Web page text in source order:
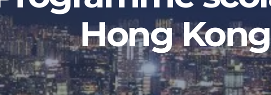
Hong Kong